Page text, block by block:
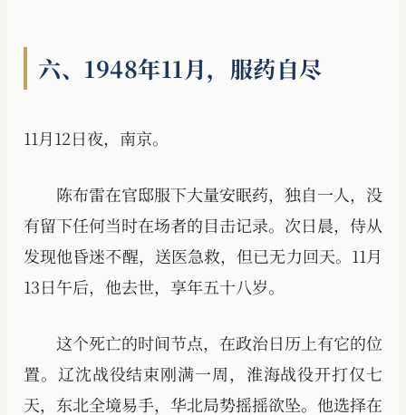
六、1948年11月，服药自尽
11月12日夜，南京。
陈布雷在官邸服下大量安眠药，独自一人，没
有留下任何当时在场者的目击记录。次日晨，侍从
发现他昏迷不醒，送医急救，但已无力回天。11月
13日午后，他去世，享年五十八岁。
这个死亡的时间节点，在政治日历上有它的位
置。辽沈战役结束刚满一周，淮海战役开打仅七
天，东北全境易手，华北局势摇摇欲坠。他选择在